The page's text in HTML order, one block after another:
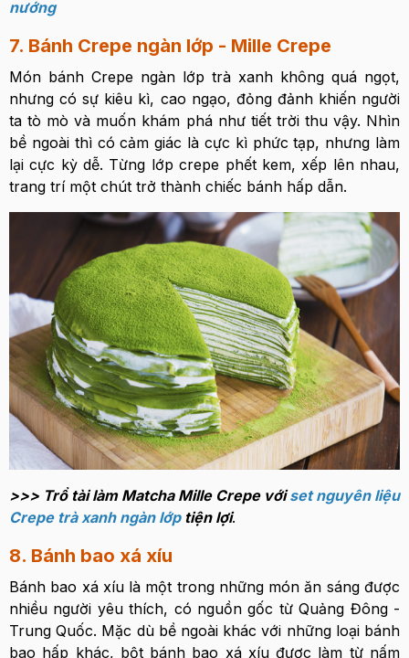
nướng
7. Bánh Crepe ngàn lớp - Mille Crepe
Món bánh Crepe ngàn lớp trà xanh không quá ngọt,
nhưng có sự kiêu kì, cao ngạo, đỏng đảnh khiến người
ta tò mò và muốn khám phá như tiết trời thu vậy. Nhìn
bề ngoài thì có cảm giác là cực kì phức tạp, nhưng làm
lại cực kỳ dễ. Từng lớp crepe phết kem, xếp lên nhau,
trang trí một chút trở thành chiếc bánh hấp dẫn.
>>> Trổ tài làm Matcha Mille Crepe vớiset nguyên liệu
Crepe trà xanh ngàn lớptiện lợi.
8. Bánh bao xá xíu
Bánh bao xá xíu là một trong những món ăn sáng được
nhiều người yêu thích, có nguồn gốc từ Quảng Đông -
Trung Quốc. Mặc dù bề ngoài khác với những loại bánh
bao hấp khác, bột bánh bao xá xíu được làm từ nấm